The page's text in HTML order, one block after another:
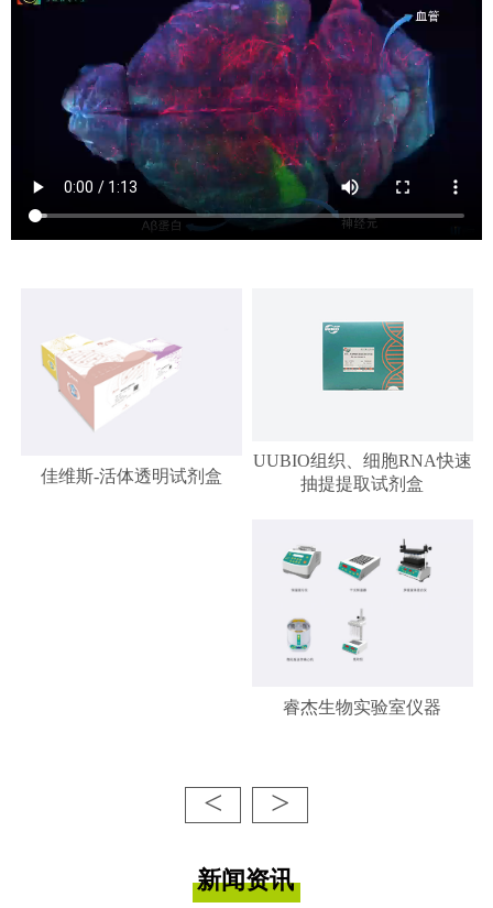
佳维斯-活体透明试剂盒
UUBIO组织、细胞RNA快速
抽提提取试剂盒
睿杰生物实验室仪器
< >
新闻资讯